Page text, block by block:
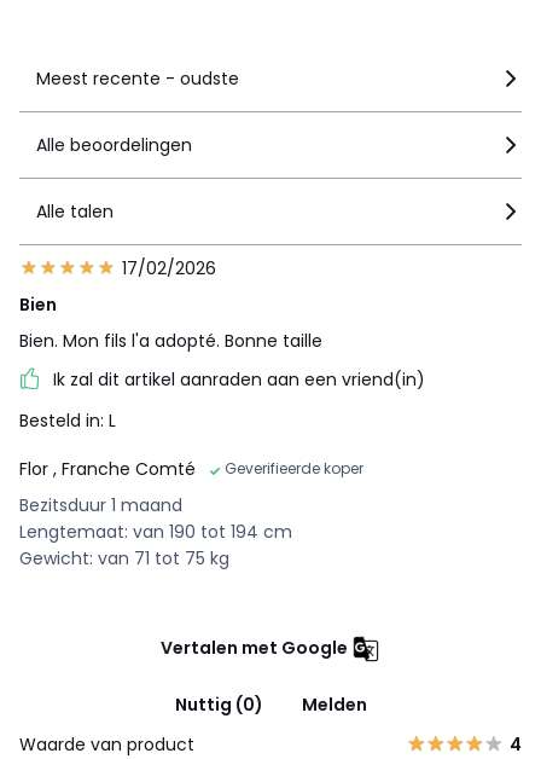
Meest recente - oudste
Alle beoordelingen
Alle talen
17/02/2026
Bien
Bien. Mon fils l'a adopté. Bonne taille
Ik zal dit artikel aanraden aan een vriend(in)
Besteld in: L
Flor , Franche Comté Geverifieerde koper
Bezitsduur 1 maand
Lengtemaat: van 190 tot 194 cm
Gewicht: van 71 tot 75 kg
Vertalen met Google
Nuttig (0)
Melden
Waarde van product
4